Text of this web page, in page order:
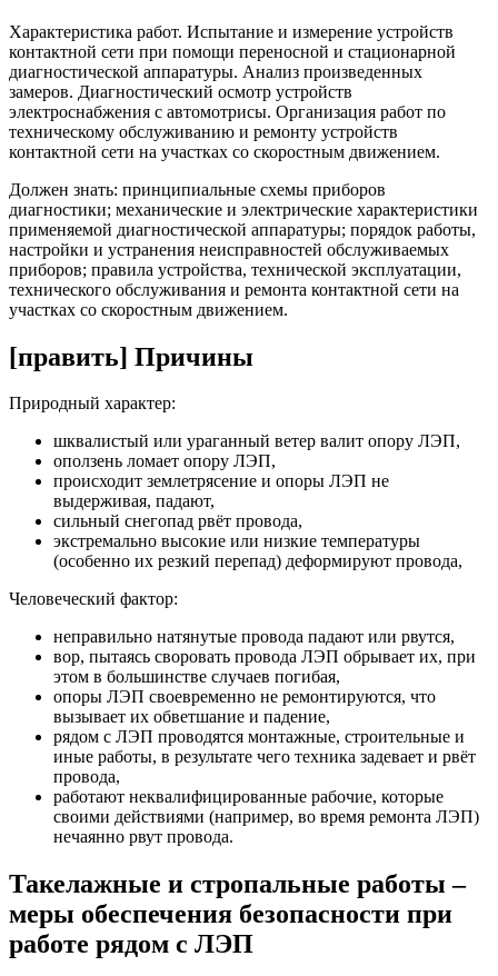
Характеристика работ. Испытание и измерение устройств
контактной сети при помощи переносной и стационарной
диагностической аппаратуры. Анализ произведенных
замеров. Диагностический осмотр устройств
электроснабжения с автомотрисы. Организация работ по
техническому обслуживанию и ремонту устройств
контактной сети на участках со скоростным движением.
Должен знать: принципиальные схемы приборов
диагностики; механические и электрические характеристики
применяемой диагностической аппаратуры; порядок работы,
настройки и устранения неисправностей обслуживаемых
приборов; правила устройства, технической эксплуатации,
технического обслуживания и ремонта контактной сети на
участках со скоростным движением.
[править] Причины
Природный характер:
шквалистый или ураганный ветер валит опору ЛЭП,
оползень ломает опору ЛЭП,
происходит землетрясение и опоры ЛЭП не
выдерживая, падают,
сильный снегопад рвёт провода,
экстремально высокие или низкие температуры
(особенно их резкий перепад) деформируют провода,
Человеческий фактор:
неправильно натянутые провода падают или рвутся,
вор, пытаясь своровать провода ЛЭП обрывает их, при
этом в большинстве случаев погибая,
опоры ЛЭП своевременно не ремонтируются, что
вызывает их обветшание и падение,
рядом с ЛЭП проводятся монтажные, строительные и
иные работы, в результате чего техника задевает и рвёт
провода,
работают неквалифицированные рабочие, которые
своими действиями (например, во время ремонта ЛЭП)
нечаянно рвут провода.
Такелажные и стропальные работы –
меры обеспечения безопасности при
работе рядом с ЛЭП